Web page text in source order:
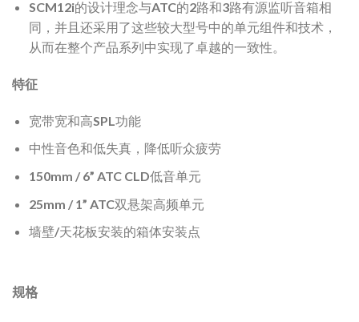
SCM12i的设计理念与ATC的2路和3路有源监听音箱相
同，并且还采用了这些较大型号中的单元组件和技术，
从而在整个产品系列中实现了卓越的一致性。
特征
宽带宽和高SPL功能
中性音色和低失真，降低听众疲劳
150mm / 6” ATC CLD低音单元
25mm / 1” ATC双悬架高频单元
墙壁/天花板安装的箱体安装点
规格